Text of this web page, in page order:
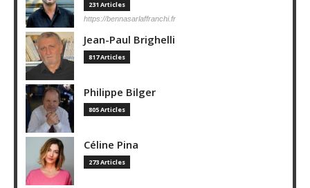
231 Articles
https://bennasarlaffranchi.fr
Jean-Paul Brighelli
817 Articles
Philippe Bilger
805 Articles
Céline Pina
273 Articles